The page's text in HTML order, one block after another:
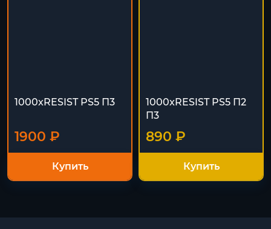
1000xRESIST PS5 П3
1900 ₽
Купить
1000xRESIST PS5 П2
П3
890 ₽
Купить